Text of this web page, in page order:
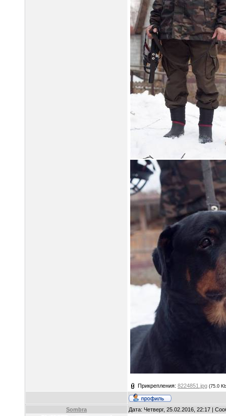
Прикрепления: 8224851.jpg (75.0
Sombra Дата: Четверг, 25.02.2016, 22:17 |